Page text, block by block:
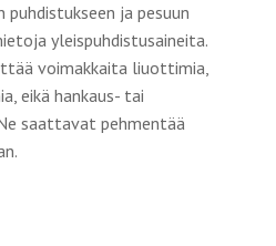
puhdistukseen ja pesuun
yleispuhdistusaineita.
voimakkaita liuottimia,
eikä hankaus- tai
saattavat pehmentää